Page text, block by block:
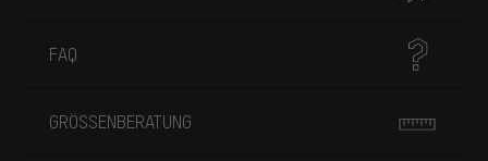
FAQ
GRÖSSENBERATUNG